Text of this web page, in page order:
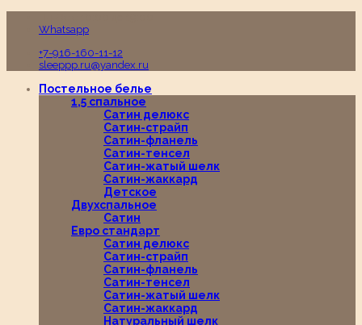
Whatsapp
+7-916-160-11-12
sleeppp.ru@yandex.ru
Постельное белье
1,5 спальное
Сатин делюкс
Сатин-страйп
Сатин-фланель
Сатин-тенсел
Сатин-жатый шелк
Сатин-жаккард
Детское
Двухспальное
Сатин
Евро стандарт
Сатин делюкс
Сатин-страйп
Сатин-фланель
Сатин-тенсел
Сатин-жатый шелк
Сатин-жаккард
Натуральный шелк